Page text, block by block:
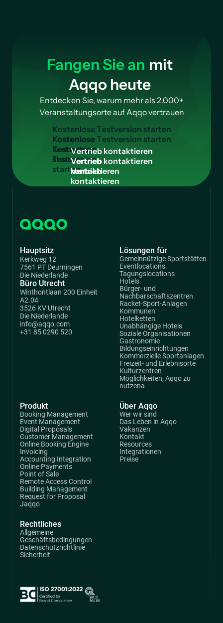
Fangen Sie an mit
Aqqo heute
Entdecken Sie, warum mehr als 2.000+
Veranstaltungsorte auf Aqqo vertrauen
KostenloseTestversion starten
Kostenlose
Testversion
starten
Vertrieb kontaktieren
Vertrieb
kontaktieren
Hauptsitz
Kerkweg 12
7561 PT Deurningen
Die Niederlande
Büro Utrecht
Winthontlaan 200 Einheit
A2.04
3526 KV Utrecht
Die Niederlande
info@aqqo.com
+31 85 0290 520
Produkt
Booking Management
Event Management
Digital Proposals
Customer Management
Online Booking Engine
Invoicing
Accounting Integration
Online Payments
Point of Sale
Remote Access Control
Building Management
Request for Proposal
Jaqqo
Lösungen für
Gemeinnützige Sportstätten
Eventlocations
Tagungslocations
Hotels
Bürger- und
Nachbarschaftszentren
Racket-Sport-Anlagen
Kommunen
Hotelketten
Unabhängige Hotels
Soziale Organisationen
Gastronomie
Bildungseinrichtungen
Kommerzielle Sportanlagen
Freizeit- und Erlebnisorte
Kulturzentren
Möglichkeiten, Aqqo zu
nutzena
Über Aqqo
Wer wir sind
Das Leben in Aqqo
Vakanzen
Kontakt
Resources
Integrationen
Preise
Rechtliches
Allgemeine
Geschäftsbedingungen
Datenschutzrichtlinie
Sicherheit